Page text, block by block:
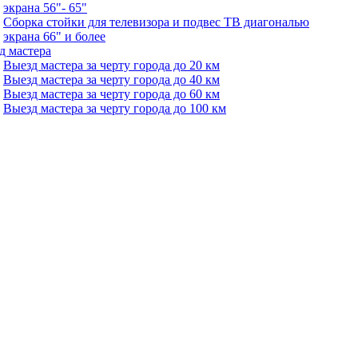
экрана 56"- 65"
Сборка стойки для телевизора и подвес ТВ диагональю
экрана 66" и более
мастера
Выезд мастера за черту города до 20 км
Выезд мастера за черту города до 40 км
Выезд мастера за черту города до 60 км
Выезд мастера за черту города до 100 км